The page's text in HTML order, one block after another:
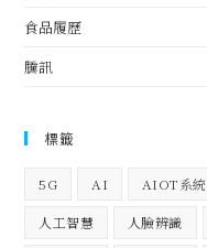
食品履歷
騰訊
標籤
5G AI AIOT系統
人工智慧 人臉辨識